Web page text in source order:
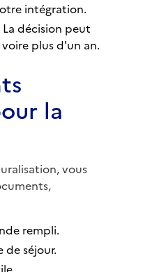
intégration.
La décision peut
plus d'un an.
la
vous
rempli.
séjour.